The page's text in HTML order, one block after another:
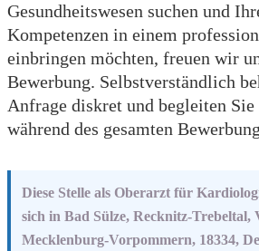
Gesundheitswesen suchen und
Kompetenzen in einem
einbringen möchten, freuen wir
Bewerbung. Selbstverständlich
Anfrage diskret und begleiten
während des gesamten
Diese Stelle als Oberarzt für
sich in Bad Sülze, Recknitz-Trebeltal,
Mecklenburg-Vorpommern, 18334,